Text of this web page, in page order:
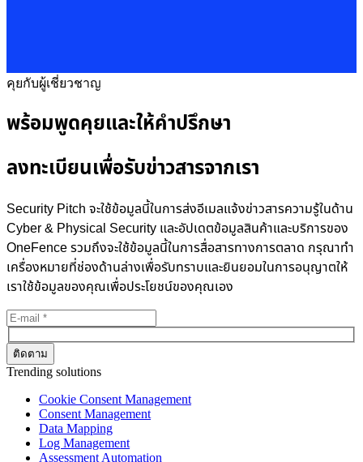
คุยกับผู้เชี่ยวชาญ
พร้อมพูดคุยและให้คำปรึกษา
ลงทะเบียนเพื่อรับข่าวสารจากเรา
Security Pitch จะใช้ข้อมูลนี้ในการส่งอีเมลแจ้งข่าวสารความรู้ในด้าน
Cyber & Physical Security และอัปเดตข้อมูลสินค้าและบริการของ
OneFence รวมถึงจะใช้ข้อมูลนี้ในการสื่อสารทางการตลาด กรุณาทำ
เครื่องหมายที่ช่องด้านล่างเพื่อรับทราบและยินยอมในการอนุญาตให้
เราใช้ข้อมูลของคุณเพื่อประโยชน์ของคุณเอง
Trending solutions
Cookie Consent Management
Consent Management
Data Mapping
Log Management
Assessment Automation